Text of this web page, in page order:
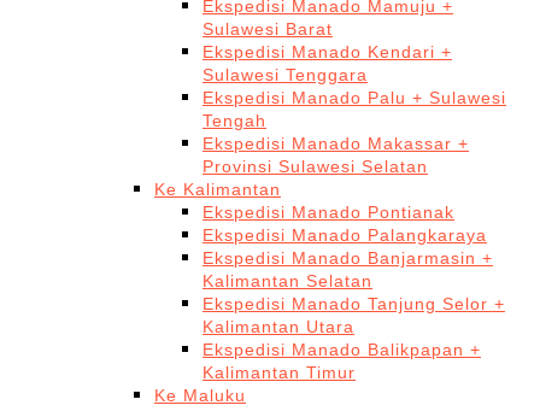
Ekspedisi Manado Mamuju +
Sulawesi Barat
Ekspedisi Manado Kendari +
Sulawesi Tenggara
Ekspedisi Manado Palu + Sulawesi
Tengah
Ekspedisi Manado Makassar +
Provinsi Sulawesi Selatan
Ke Kalimantan
Ekspedisi Manado Pontianak
Ekspedisi Manado Palangkaraya
Ekspedisi Manado Banjarmasin +
Kalimantan Selatan
Ekspedisi Manado Tanjung Selor +
Kalimantan Utara
Ekspedisi Manado Balikpapan +
Kalimantan Timur
Ke Maluku